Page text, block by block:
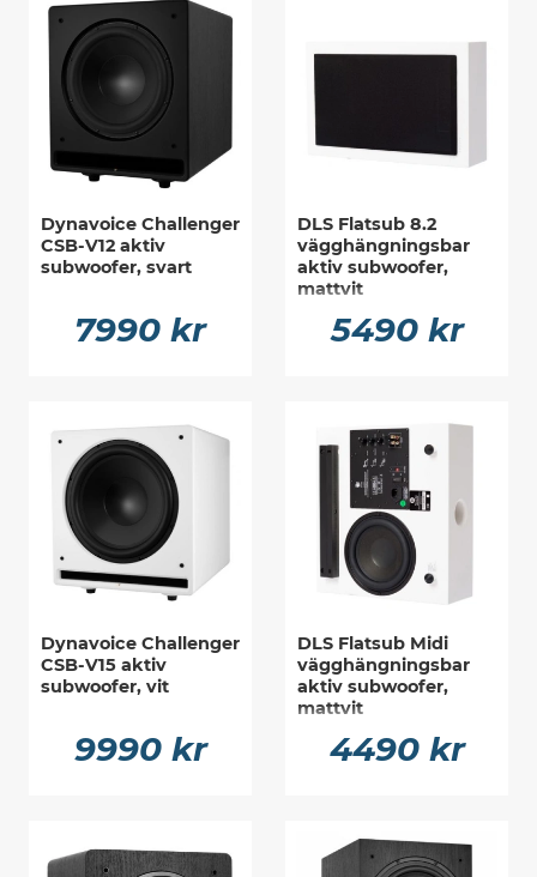
Dynavoice Challenger
CSB-V12 aktiv
subwoofer, svart
7990 kr
DLS Flatsub 8.2
vägghängningsbar
aktiv subwoofer,
mattvit
5490 kr
Dynavoice Challenger
CSB-V15 aktiv
subwoofer, vit
9990 kr
DLS Flatsub Midi
vägghängningsbar
aktiv subwoofer,
mattvit
4490 kr